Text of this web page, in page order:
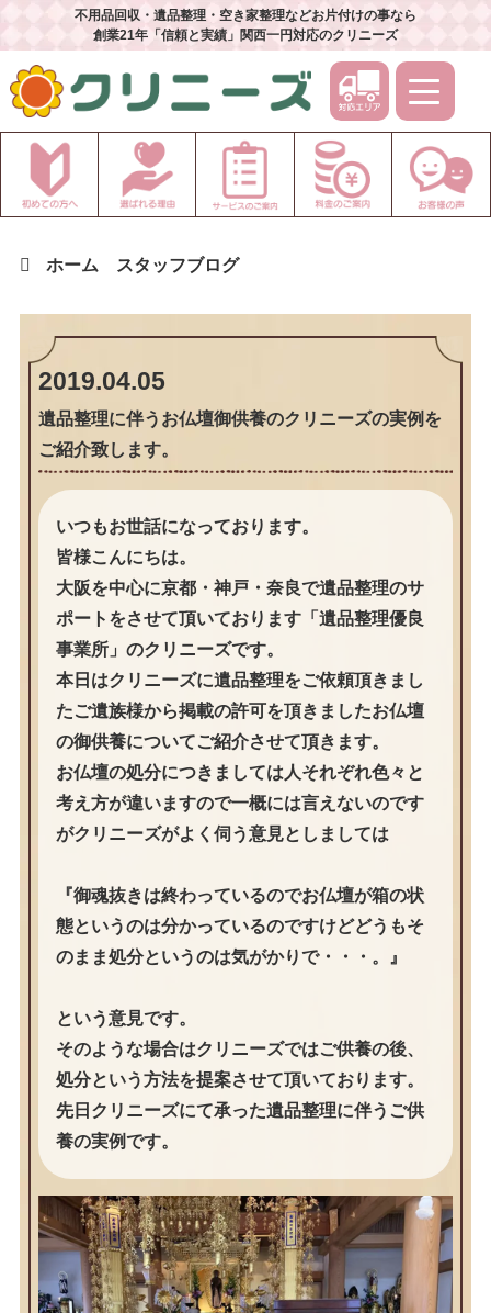
不用品回収・遺品整理・空き家整理などお片付けの事なら
創業21年「信頼と実績」関西一円対応のクリニーズ
ホーム スタッフブログ
2019.04.05
遺品整理に伴うお仏壇御供養のクリニーズの実例を
ご紹介致します。
いつもお世話になっております。
皆様こんにちは。
大阪を中心に京都・神戸・奈良で遺品整理のサ
ポートをさせて頂いております「遺品整理優良
事業所」のクリニーズです。
本日はクリニーズに遺品整理をご依頼頂きまし
たご遺族様から掲載の許可を頂きましたお仏壇
の御供養についてご紹介させて頂きます。
お仏壇の処分につきましては人それぞれ色々と
考え方が違いますので一概には言えないのです
がクリニーズがよく伺う意見としましては
『御魂抜きは終わっているのでお仏壇が箱の状
態というのは分かっているのですけどどうもそ
のまま処分というのは気がかりで・・・。』
という意見です。
そのような場合はクリニーズではご供養の後、
処分という方法を提案させて頂いております。
先日クリニーズにて承った遺品整理に伴うご供
養の実例です。